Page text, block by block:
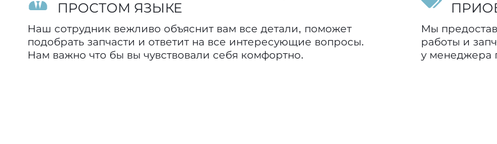
ПРОСТОМ ЯЗЫКЕ
Наш сотрудник вежливо объяснит вам все детали, поможет
подобрать запчасти и ответит на все интересующие вопросы.
Нам важно что бы вы чувствовали себя комфортно.
Мы
работы и
у менеджера